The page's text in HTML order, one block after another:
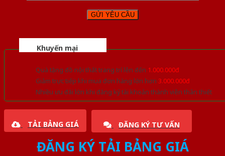
Khuyến mại
Quà tặng đồ nội thất trang trí lên đến 1.000.000đ
Giảm trực tiếp khi mua đơn hàng lớn hơn 3.000.000đ
Nhiều ưu đãi lớn khi đăng ký tài khoản thành viên thân thiết
TẢI BẢNG GIÁ ĐĂNG KÝ TƯ VẤN
ĐĂNG KÝ TẢI BẢNG GIÁ